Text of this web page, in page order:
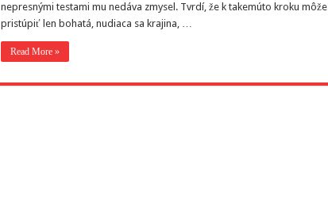
nepresnými testami mu nedáva zmysel. Tvrdí, že k takemúto kroku môže
pristúpiť len bohatá, nudiaca sa krajina, …
Read More »